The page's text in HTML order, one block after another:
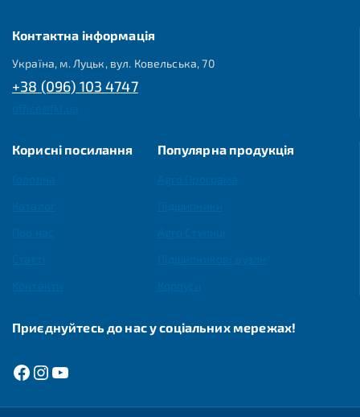
Контактна інформація
Україна, м. Луцьк, вул. Ковельська, 70
+38 (096) 103 4747
Корисні посилання Популярна продукція
Приєднуйтесь до нас у соціальних мережах!